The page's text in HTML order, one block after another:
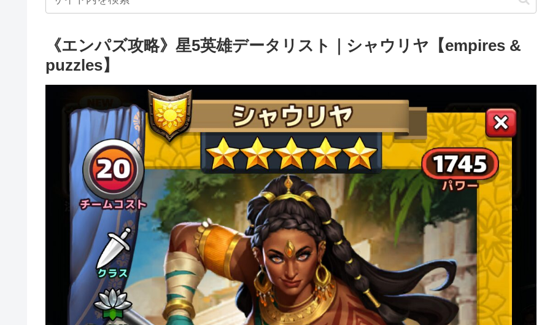
《エンパズ攻略》星5英雄データリスト｜シャウリヤ【empires &
puzzles】